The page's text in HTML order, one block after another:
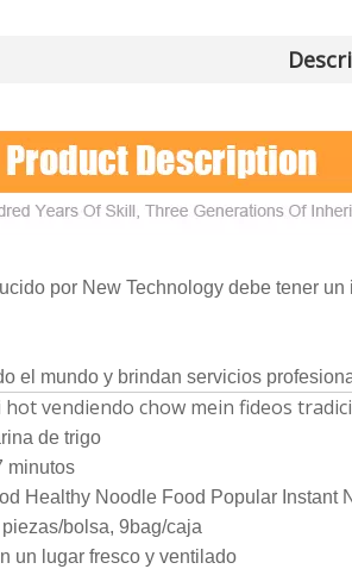
por New Technology debe tener
el mundo y brindan servicios
hot vendiendo chow mein fideos
de trigo
minutos
Healthy Noodle Food Popular Instant
piezas/bolsa, 9bag/caja
un lugar fresco y ventilado